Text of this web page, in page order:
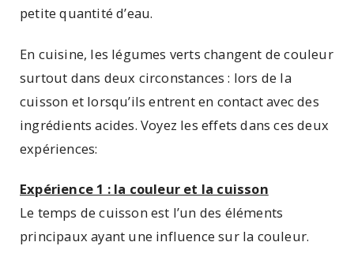
petite quantité d’eau.
En cuisine, les légumes verts changent de couleur
surtout dans deux circonstances : lors de la
cuisson et lorsqu’ils entrent en contact avec des
ingrédients acides. Voyez les effets dans ces deux
expériences:
Expérience 1 : la couleur et la cuisson
Le temps de cuisson est l’un des éléments
principaux ayant une influence sur la couleur.